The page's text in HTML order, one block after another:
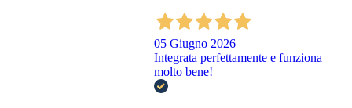
05 Giugno 2026
Integrata perfettamente e funziona
molto bene!